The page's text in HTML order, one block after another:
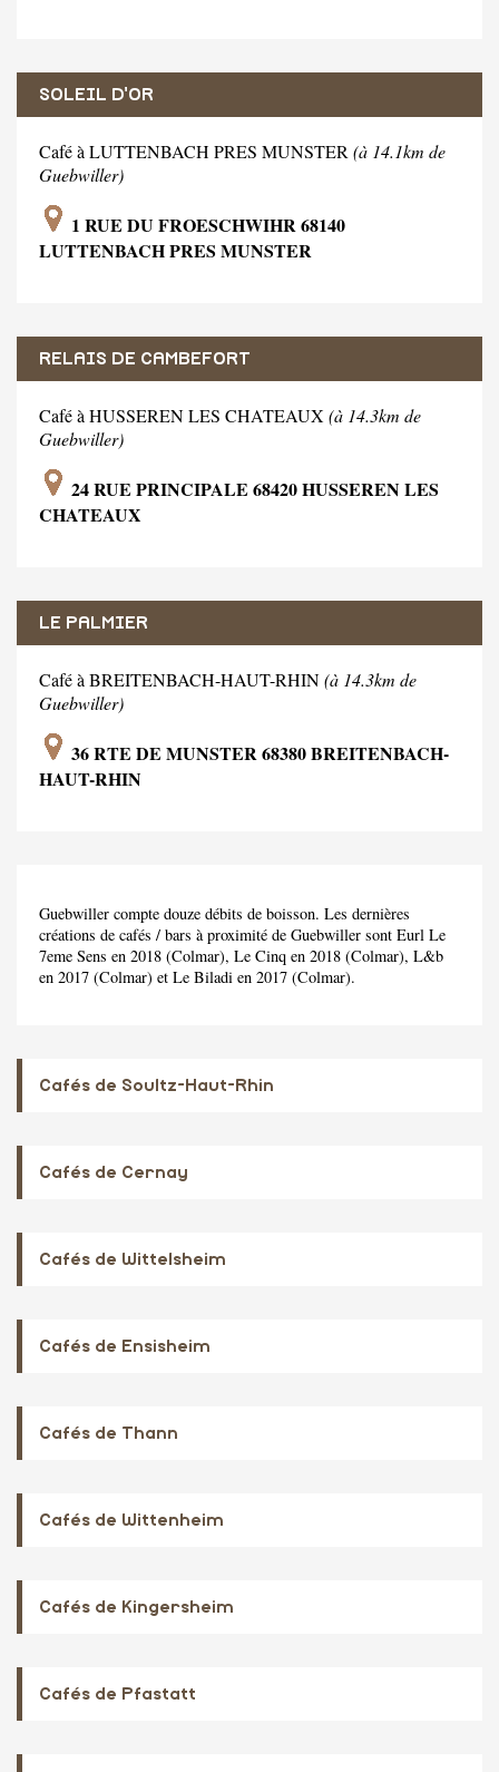
SOLEIL D'OR
Café à LUTTENBACH PRES MUNSTER (à 14.1km de
Guebwiller)
1 RUE DU FROESCHWIHR 68140
LUTTENBACH PRES MUNSTER
RELAIS DE CAMBEFORT
Café à HUSSEREN LES CHATEAUX (à 14.3km de
Guebwiller)
24 RUE PRINCIPALE 68420 HUSSEREN LES
CHATEAUX
LE PALMIER
Café à BREITENBACH-HAUT-RHIN(à 14.3km de
Guebwiller)
36 RTE DE MUNSTER 68380 BREITENBACH-
HAUT-RHIN
Guebwiller compte douze débits de boisson. Les dernières
créations de cafés / bars à proximité de Guebwiller sont Eurl Le
7eme Sens en 2018 (Colmar), Le Cinq en 2018 (Colmar), L&b
en 2017 (Colmar) et Le Biladi en 2017 (Colmar).
Cafés de Soultz-Haut-Rhin
Cafés de Cernay
Cafés de Wittelsheim
Cafés de Ensisheim
Cafés de Thann
Cafés de Wittenheim
Cafés de Kingersheim
Cafés de Pfastatt